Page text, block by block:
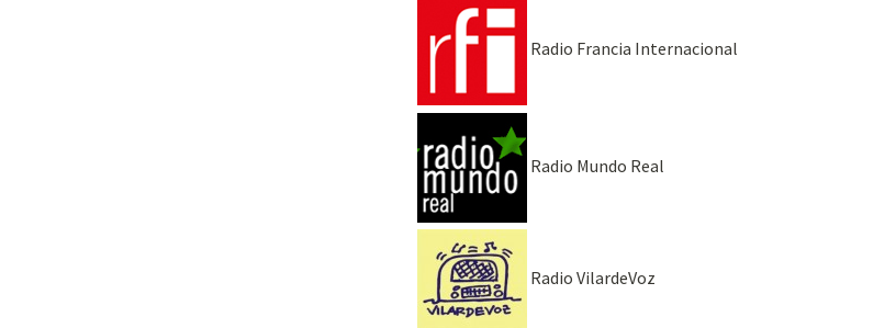
Radio Francia Internacional
Radio Mundo Real
Radio VilardeVoz